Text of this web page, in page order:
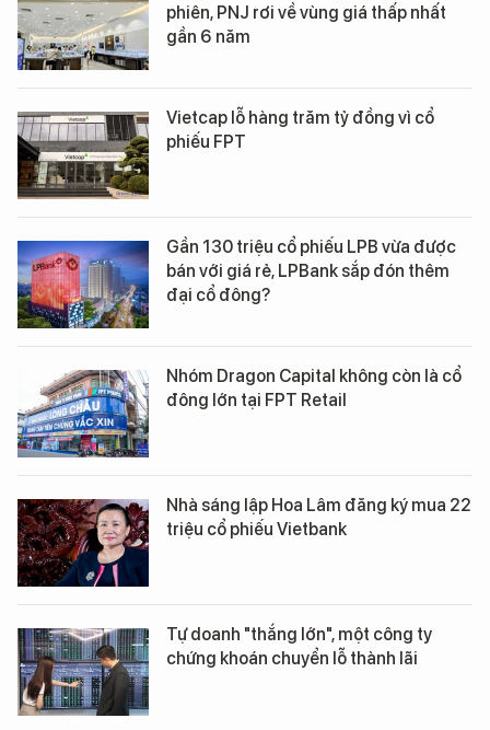
phiên, PNJ rơi về vùng giá thấp nhất
gần 6 năm
Vietcap lỗ hàng trăm tỷ đồng vì cổ
phiếu FPT
Gần 130 triệu cổ phiếu LPB vừa được
bán với giá rẻ, LPBank sắp đón thêm
đại cổ đông?
Nhóm Dragon Capital không còn là cổ
đông lớn tại FPT Retail
Nhà sáng lập Hoa Lâm đăng ký mua 22
triệu cổ phiếu Vietbank
Tự doanh "thắng lớn", một công ty
chứng khoán chuyển lỗ thành lãi